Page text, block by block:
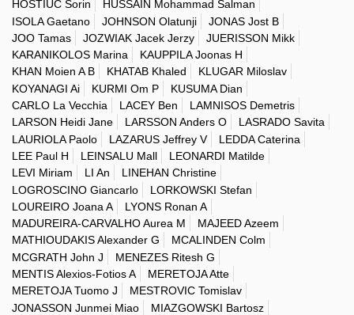
HOSTIUC Sorin
HUSSAIN Mohammad Salman
ISOLA Gaetano
JOHNSON Olatunji
JONAS Jost B
JOO Tamas
JOZWIAK Jacek Jerzy
JUERISSON Mikk
KARANIKOLOS Marina
KAUPPILA Joonas H
KHAN Moien A B
KHATAB Khaled
KLUGAR Miloslav
KOYANAGI Ai
KURMI Om P
KUSUMA Dian
CARLO La Vecchia
LACEY Ben
LAMNISOS Demetris
LARSON Heidi Jane
LARSSON Anders O
LASRADO Savita
LAURIOLA Paolo
LAZARUS Jeffrey V
LEDDA Caterina
LEE Paul H
LEINSALU Mall
LEONARDI Matilde
LEVI Miriam
LI An
LINEHAN Christine
LOGROSCINO Giancarlo
LORKOWSKI Stefan
LOUREIRO Joana A
LYONS Ronan A
MADUREIRA-CARVALHO Aurea M
MAJEED Azeem
MATHIOUDAKIS Alexander G
MCALINDEN Colm
MCGRATH John J
MENEZES Ritesh G
MENTIS Alexios-Fotios A
MERETOJA Atte
MERETOJA Tuomo J
MESTROVIC Tomislav
JONASSON Junmei Miao
MIAZGOWSKI Bartosz